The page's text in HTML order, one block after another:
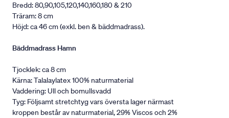
Bredd: 80,90,105,120,140,160,180 & 210
Träram: 8 cm
Höjd: ca 46 cm (exkl. ben & bäddmadrass).
Bäddmadrass Hamn
Tjocklek: ca 8 cm
Kärna: Talalaylatex 100% naturmaterial
Vaddering: Ull och bomullsvadd
Tyg: Följsamt stretchtyg vars översta lager närmast
kroppen består av naturmaterial, 29% Viscos och 2%